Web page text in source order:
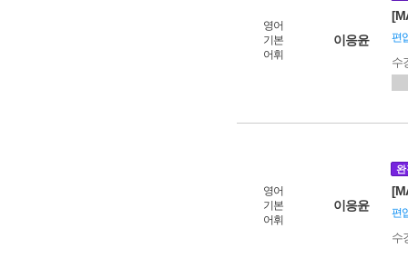
영어
기본
어휘
이응윤 편
수
영어
기본
어휘
이응윤
완
편
수